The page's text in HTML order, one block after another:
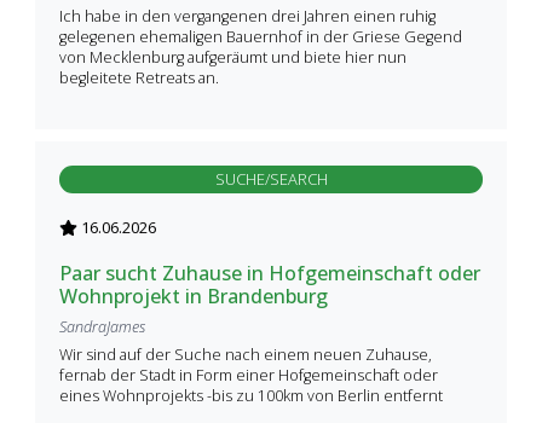
Ich habe in den vergangenen drei Jahren einen ruhig
gelegenen ehemaligen Bauernhof in der Griese Gegend
von Mecklenburg aufgeräumt und biete hier nun
begleitete Retreats an.
SUCHE/SEARCH
16.06.2026
Paar sucht Zuhause in Hofgemeinschaft oder
Wohnprojekt in Brandenburg
SandraJames
Wir sind auf der Suche nach einem neuen Zuhause,
fernab der Stadt in Form einer Hofgemeinschaft oder
eines Wohnprojekts -bis zu 100km von Berlin entfernt